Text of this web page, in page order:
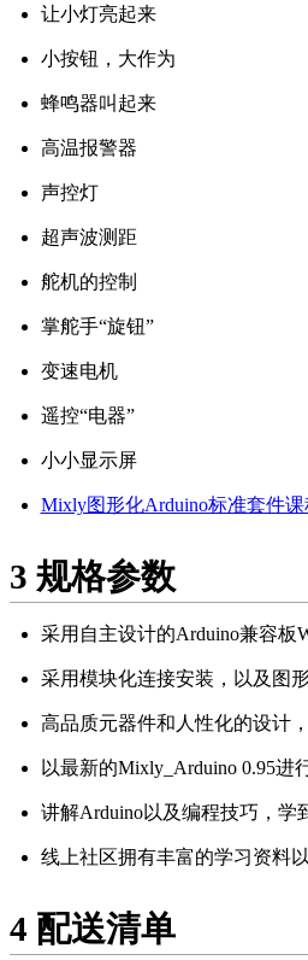
让小灯亮起来
小按钮，大作为
蜂鸣器叫起来
高温报警器
声控灯
超声波测距
舵机的控制
掌舵手“旋钮”
变速电机
遥控“电器”
小小显示屏
Mixly图形化Arduino标准套件课
3 规格参数
采用自主设计的Arduino兼容板
采用模块化连接安装，以及图
高品质元器件和人性化的设计
以最新的Mixly_Arduino 0.95进
讲解Arduino以及编程技巧，学
线上社区拥有丰富的学习资料
4 配送清单